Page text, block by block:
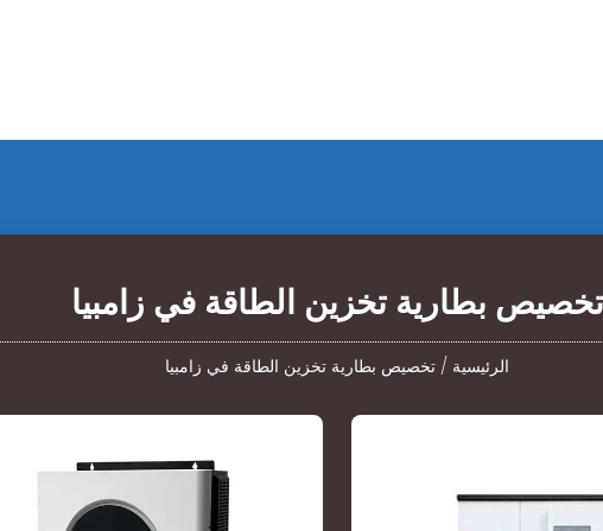
تخصيص بطارية تخزين الطاقة في زامبيا
الرئيسية / تخصيص بطارية تخزين الطاقة في زامبيا